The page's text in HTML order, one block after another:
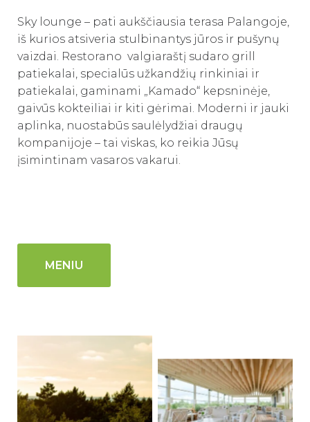
Sky lounge – pati aukščiausia terasa Palangoje,
iš kurios atsiveria stulbinantys jūros ir pušynų
vaizdai. Restorano valgiaraštį sudaro grill
patiekalai, specialūs užkandžių rinkiniai ir
patiekalai, gaminami „Kamado“ kepsninėje,
gaivūs kokteiliai ir kiti gėrimai. Moderni ir jauki
aplinka, nuostabūs saulėlydžiai draugų
kompanijoje – tai viskas, ko reikia Jūsų
įsimintinam vasaros vakarui.
MENIU